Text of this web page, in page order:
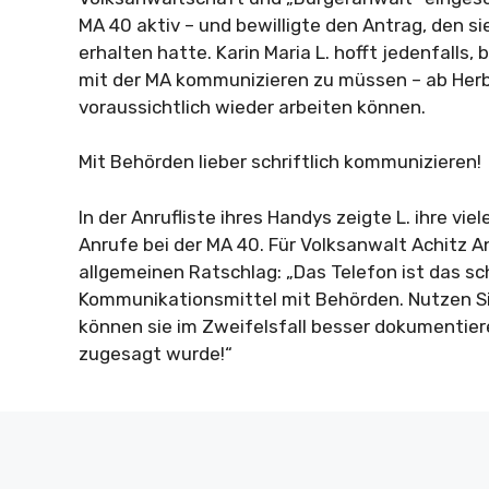
MA 40 aktiv – und bewilligte den Antrag, den
erhalten hatte. Karin Maria L. hofft jedenfalls,
mit der MA kommunizieren zu müssen – ab
voraussichtlich wieder arbeiten können.
Mit Behörden lieber schriftlich kommunizieren!
In der Anrufliste ihres Handys zeigte L. ihre
Anrufe bei der MA 40. Für Volksanwalt Achitz
allgemeinen Ratschlag: „Das Telefon ist das
Kommunikationsmittel mit Behörden. Nutzen
können sie im Zweifelsfall besser
zugesagt wurde!“